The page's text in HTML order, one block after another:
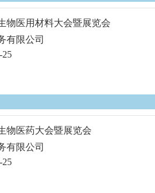
物医用材料大会暨展览会
有限公司
25
物医药大会暨展览会
有限公司
25